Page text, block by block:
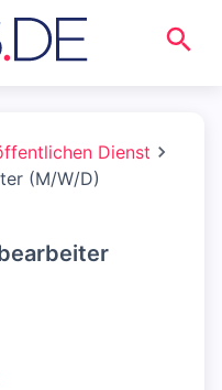
Dienst
(M/W/D)